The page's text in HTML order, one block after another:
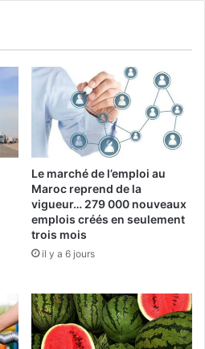
Le marché de l’emploi au
Maroc reprend de la
vigueur… 279 000 nouveaux
emplois créés en seulement
trois mois
il y a 6 jours